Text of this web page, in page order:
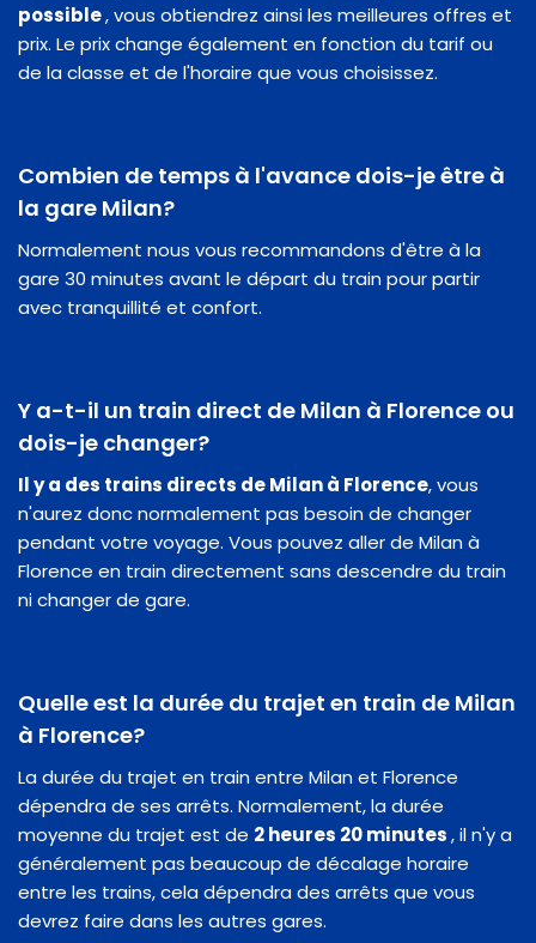
possible, vous obtiendrez ainsi les meilleures offres et
prix. Le prix change également en fonction du tarif ou
de la classe et de l'horaire que vous choisissez.
Combien de temps à l'avance dois-je être à
la gare Milan?
Normalement nous vous recommandons d'être à la
gare 30 minutes avant le départ du train pour partir
avec tranquillité et confort.
Y a-t-il un train direct de Milan à Florence ou
dois-je changer?
Il y a des trains directs de Milan à Florence, vous
n'aurez donc normalement pas besoin de changer
pendant votre voyage. Vous pouvez aller de Milan à
Florence en train directement sans descendre du train
ni changer de gare.
Quelle est la durée du trajet en train de Milan
à Florence?
La durée du trajet en train entre Milan et Florence
dépendra de ses arrêts. Normalement, la durée
moyenne du trajet est de 2 heures 20 minutes, il n'y a
généralement pas beaucoup de décalage horaire
entre les trains, cela dépendra des arrêts que vous
devrez faire dans les autres gares.